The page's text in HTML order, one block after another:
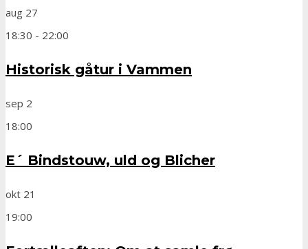
aug 27
18:30 - 22:00
Historisk gåtur i Vammen
sep 2
18:00
E´ Bindstouw, uld og Blicher
okt 21
19:00